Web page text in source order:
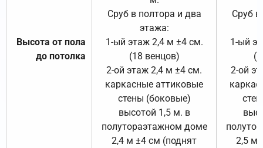
Высота от пола
до потолка
Сруб в полтора и два
этажа:
1-ый этаж 2,4 м ±4 см.
(18 венцов)
2-ой этаж 2,4 м ±4 см.
каркасные аттиковые
стены (боковые)
высотой 1,5 м. в
полутораэтажном доме
2,4 м ±4 см (поднят
Сруб
1-ый
2-ой
2,5 м